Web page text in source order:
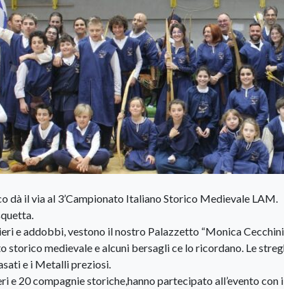
dà il via al 3’Campionato Italiano Storico Medievale LAM.
e addobbi, vestono il nostro Palazzetto “Monica
storico medievale e alcuni bersagli ce lo ricordano. Le
e i Metalli preziosi.
e 20 compagnie storiche,hanno partecipato all’evento